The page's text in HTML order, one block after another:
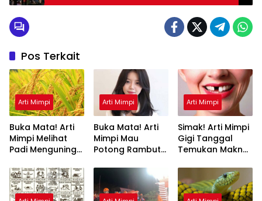
Pos Terkait
Arti Mimpi
Buka Mata! Arti
Mimpi Melihat
Padi Menguning
Diketahui
Arti Mimpi
Buka Mata! Arti
Mimpi Mau
Potong Rambut
Ini Penjelasannya
Arti Mimpi
Simak! Arti Mimpi
Gigi Tanggal
Temukan Makna